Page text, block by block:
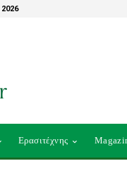
Ερασιτέχνης